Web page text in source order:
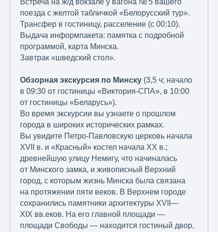
Встреча на ж/д вокзале у вагона № 5 вашего
поезда с желтой табличкой «Белорусский тур».
Трансфер в гостиницу, расселение (с 00:10).
Выдача информпакета: памятка с подробной
программой, карта Минска.
Завтрак «шведский стол».
Обзорная экскурсия по Минску (3,5 ч; начало
в 09:30 от гостиницы «Виктория-СПА», в 10:00
от гостиницы «Беларусь»).
Во время экскурсии вы узнаете о прошлом
города в широких исторических рамках.
Вы увидите Петро-Павловскую церковь начала
XVII в. и «Красный» костел начала XX в.;
древнейшую улицу Немигу, что начиналась
от Минского замка, и живописный Верхний
город, с которым жизнь Минска была связана
на протяжении пяти веков. В Верхнем городе
сохранились памятники архитектуры XVII—
XIX вв.еков. На его главной площади —
площади Свободы — находится гостиный двор,